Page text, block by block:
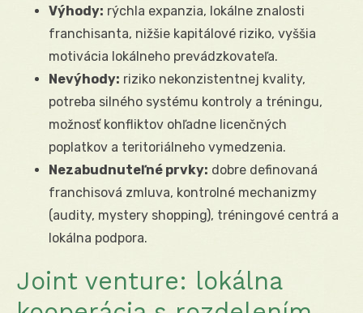
Výhody: rýchla expanzia, lokálne znalosti
franchisanta, nižšie kapitálové riziko, vyššia
motivácia lokálneho prevádzkovateľa.
Nevýhody: riziko nekonzistentnej kvality,
potreba silného systému kontroly a tréningu,
možnosť konfliktov ohľadne licenčných
poplatkov a teritoriálneho vymedzenia.
Nezabudnuteľné prvky: dobre definovaná
franchisová zmluva, kontrolné mechanizmy
(audity, mystery shopping), tréningové centrá a
lokálna podpora.
Joint venture: lokálna